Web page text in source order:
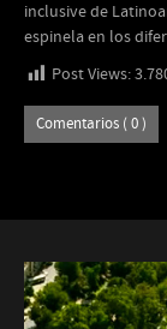
inclusive de
espinela en los
Post Views:
Comentarios ( 0 )